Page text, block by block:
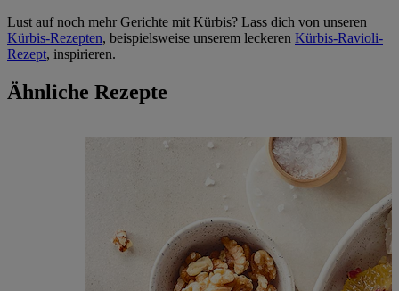
Lust auf noch mehr Gerichte mit Kürbis? Lass dich von unseren
Kürbis-Rezepten, beispielsweise unserem leckeren Kürbis-Ravioli-
Rezept, inspirieren.
Ähnliche Rezepte